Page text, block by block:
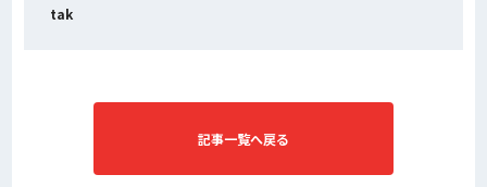
tak
記事一覧へ戻る